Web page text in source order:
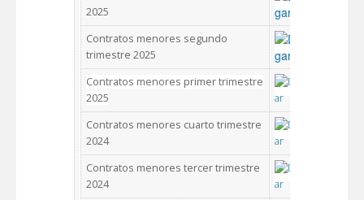
2025
Contratos menores segundo
trimestre 2025
Contratos menores primer trimestre
2025
Contratos menores cuarto trimestre
2024
Contratos menores tercer trimestre
2024